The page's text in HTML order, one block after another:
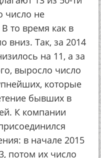
число не
то время как в
вниз. Так, за 2014
на 11, а за
выросло число
которые
бывших в
К компании
в начале 2015
потом их число